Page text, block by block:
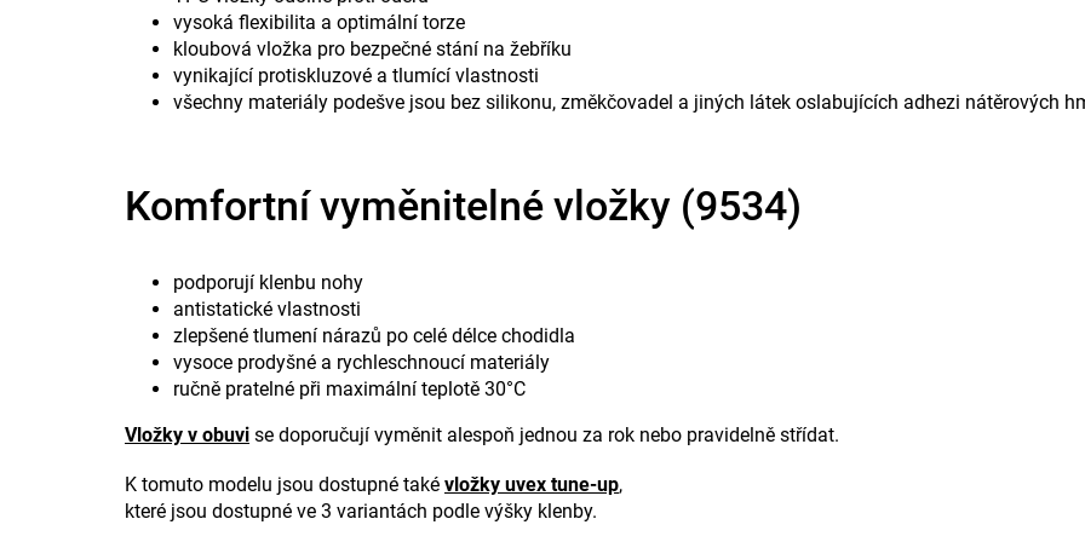
vysoká flexibilita a optimální torze
kloubová vložka pro bezpečné stání na žebříku
vynikající protiskluzové a tlumící vlastnosti
všechny materiály podešve jsou bez silikonu, změkčovadel a jiných látek oslabujících adhezi nátěrových
Komfortní vyměnitelné vložky (9534)
podporují klenbu nohy
antistatické vlastnosti
zlepšené tlumení nárazů po celé délce chodidla
vysoce prodyšné a rychleschnoucí materiály
ručně pratelné při maximální teplotě 30°C
Vložky v obuvi se doporučují vyměnit alespoň jednou za rok nebo pravidelně střídat.
K tomuto modelu jsou dostupné také vložky uvex tune-up,
které jsou dostupné ve 3 variantách podle výšky klenby.